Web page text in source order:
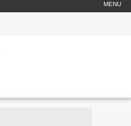
MENU